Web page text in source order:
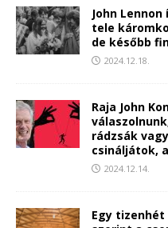
John
tele
de később
2024.12.18.
Raja John
rádzsák
csináljátok,
2024.12.14.
Egy